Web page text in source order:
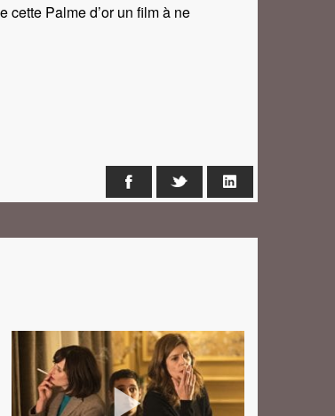
Palme d’or un film à ne
Facebook